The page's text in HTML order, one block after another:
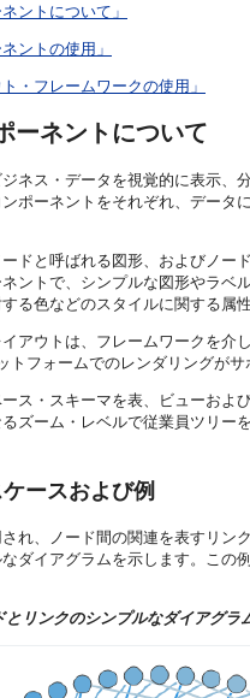
ントについて」
ントの使用」
・フレームワークの使用」
ーネントについて
ネス・データを視覚的に表示
ポーネントをそれぞれ、デー
ドと呼ばれる図形、およびノ
ントで、シンプルな図形やラ
る色などのスタイルに関する属
アウトは、フレームワークを
トフォームでのレンダリングが
ス・スキーマを表、ビューお
ズーム・レベルで従業員ツリ
ースおよび例
れ、ノード間の関連を表すリン
ダイアグラムを示します。こ
リンクのシンプルなダイアグラ